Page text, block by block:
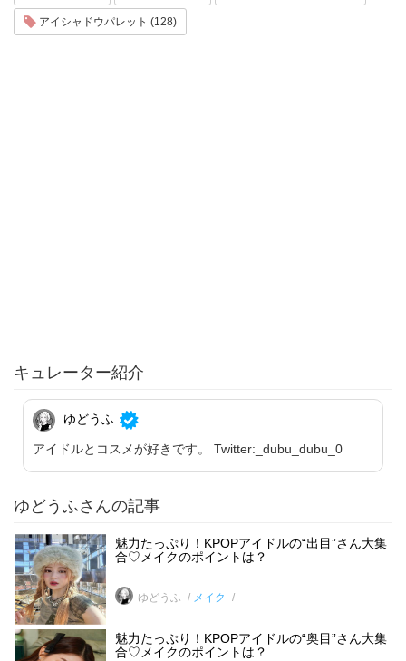
アイシャドウパレット (128)
キュレーター紹介
ゆどうふ
アイドルとコスメが好きです。 Twitter:_dubu_dubu_0
ゆどうふさんの記事
魅力たっぷり！KPOPアイドルの“出目”さん大集
合♡メイクのポイントは？
ゆどうふ メイク
魅力たっぷり！KPOPアイドルの“奥目”さん大集
合♡メイクのポイントは？